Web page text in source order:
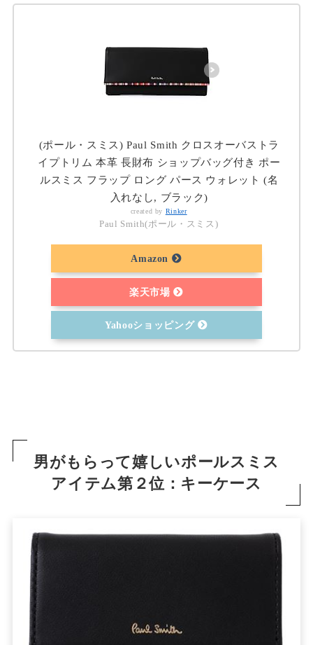
(ポール・スミス) Paul Smith クロスオーバストラ
イプトリム 本革 長財布 ショップバッグ付き ポー
ルスミス フラップ ロング パース ウォレット (名
入れなし, ブラック)
created by Rinker
Paul Smith(ポール・スミス)
Amazon
楽天市場
Yahooショッピング
男がもらって嬉しいポールスミス
アイテム第２位：キーケース